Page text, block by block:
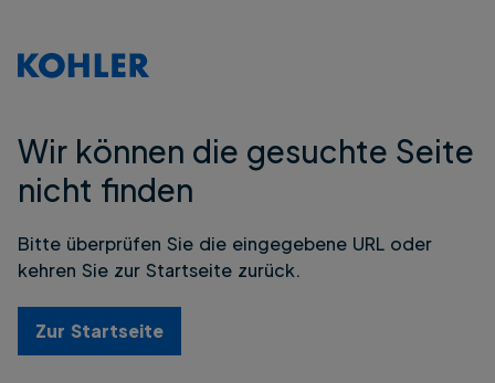
Wir können die gesuchte Seite
nicht finden
Bitte überprüfen Sie die eingegebene URL oder
kehren Sie zur Startseite zurück.
Zur Startseite